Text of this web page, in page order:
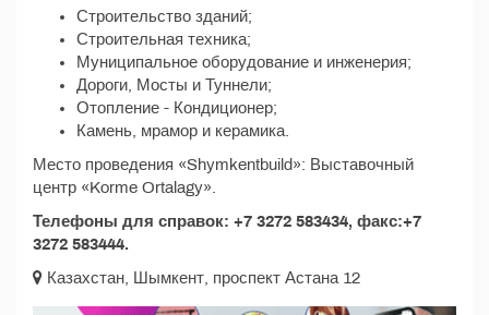
Строительство зданий;
Строительная техника;
Муниципальное оборудование и инженерия;
Дороги, Мосты и Туннели;
Отопление - Кондиционер;
Камень, мрамор и керамика.
Место проведения «Shymkentbuild»: Выставочный
центр «Korme Ortalagy».
Телефоны для справок: +7 3272 583434, факс:+7
3272 583444.
Казахстан, Шымкент, проспект Астана 12